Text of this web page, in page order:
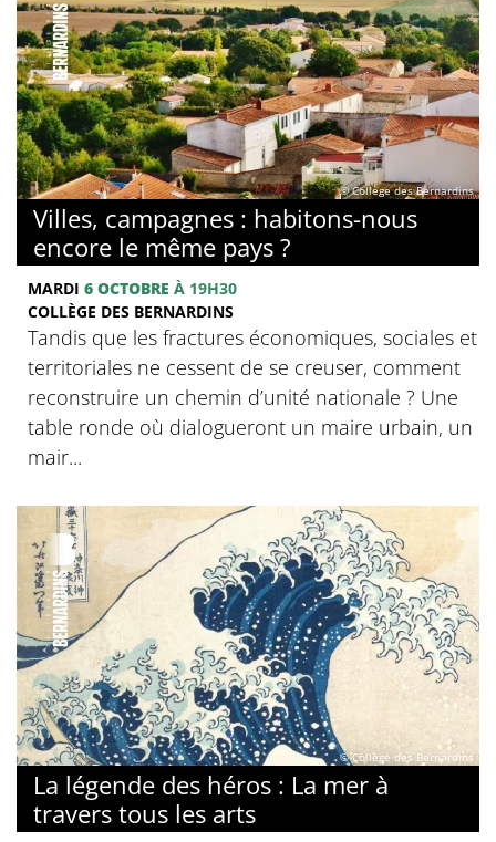
© Collège des Bernardins
Villes, campagnes : habitons-nous
encore le même pays ?
MARDI 6 OCTOBRE À 19H30
COLLÈGE DES BERNARDINS
Tandis que les fractures économiques, sociales et
territoriales ne cessent de se creuser, comment
reconstruire un chemin d’unité nationale ? Une
table ronde où dialogueront un maire urbain, un
mair...
© Collège des Bernardins
La légende des héros : La mer à
travers tous les arts